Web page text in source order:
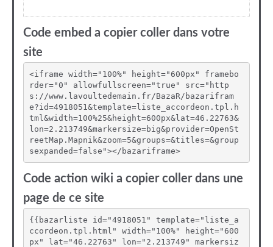
Code embed a copier coller dans votre
site
<iframe width="100%" height="600px" framebo
rder="0" allowfullscreen="true" src="http
s://www.lavoultedemain.fr/BazaR/bazarifram
e?id=4918051&template=liste_accordeon.tpl.h
tml&width=100%25&height=600px&lat=46.22763&
lon=2.213749&markersize=big&provider=OpenSt
reetMap.Mapnik&zoom=5&groups=&titles=&group
sexpanded=false"></bazariframe>
Code action wiki a copier coller dans une
page de ce site
{{bazarliste id="4918051" template="liste_a
ccordeon.tpl.html" width="100%" height="600
px" lat="46.22763" lon="2.213749" markersiz